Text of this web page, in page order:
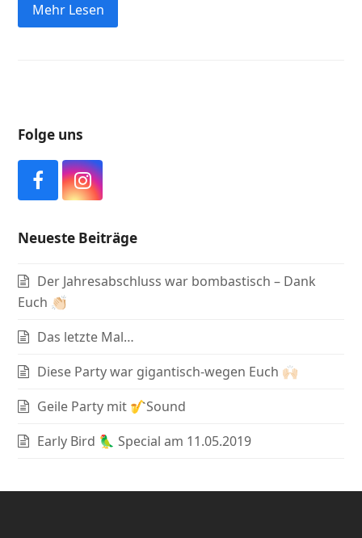
Mehr Lesen
Folge uns
F
a
e
o
o
I
n
s
t
g
m
Neueste Beiträge
Der Jahresabschluss war bombastisch – Dank
Euch 👏🏻
Das letzte Mal…
Diese Party war gigantisch-wegen Euch 🙌🏻
Geile Party mit 🎷Sound
Early Bird 🦜 Special am 11.05.2019